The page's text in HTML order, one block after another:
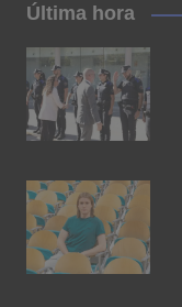
Última hora